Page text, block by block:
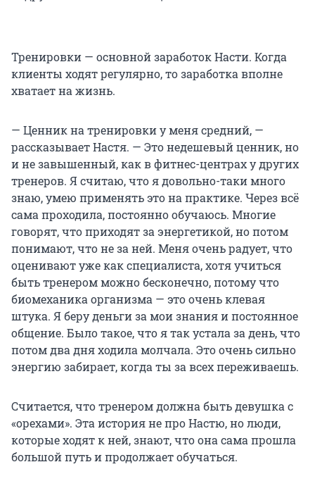
Тренировки — основной заработок Насти. Когда
клиенты ходят регулярно, то заработка вполне
хватает на жизнь.
— Ценник на тренировки у меня средний, —
рассказывает Настя. — Это недешевый ценник, но
и не завышенный, как в фитнес-центрах у других
тренеров. Я считаю, что я довольно-таки много
знаю, умею применять это на практике. Через всё
сама проходила, постоянно обучаюсь. Многие
говорят, что приходят за энергетикой, но потом
понимают, что не за ней. Меня очень радует, что
оценивают уже как специалиста, хотя учиться
быть тренером можно бесконечно, потому что
биомеханика организма — это очень клевая
штука. Я беру деньги за мои знания и постоянное
общение. Было такое, что я так устала за день, что
потом два дня ходила молчала. Это очень сильно
энергию забирает, когда ты за всех переживаешь.
Считается, что тренером должна быть девушка с
«орехами». Эта история не про Настю, но люди,
которые ходят к ней, знают, что она сама прошла
большой путь и продолжает обучаться.